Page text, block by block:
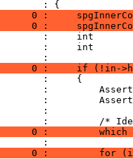
: {
0 :
0 :
:     int
:     int
:
0 :     if (!in-
:     {
:
:
:
:         /*
0 :         which
:
0 :         for